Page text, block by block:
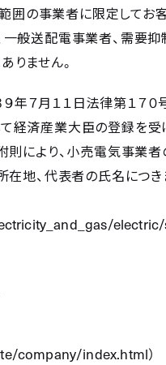
の事業者に限定してお
一般送配電事業者、需要
りません。
７月１１日法律第１７０
経済産業大臣の登録を
則により、小売電気事業
在地、代表者の氏名につ
company/index.html）